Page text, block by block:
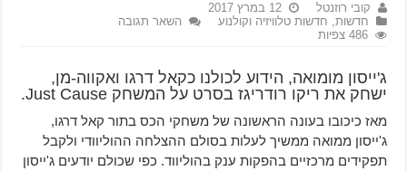
קובי רוזנטל
12 במרץ 2017
חדשות, חדשות טלוויזיה וקולנוע
השאר תגובה
486 צפיות
ג'ייסון מומואה, הידוע לכולנו כקאל דרגו ואקווה-מן,
ישחק את ריקו רודריגז בסרט על המשחק Just Cause.
מאז כיכובו בעונה הראשונה של משחקי הכס בתור קאל דרגו,
ג'ייסון ממואה ממשיך לעלות בסולם ההצלחה ההוליוודי ולקבל
תפקידים מרכזיים בהפקות ענק בהוליווד. כפי שכולם יודעים ג'ייסון